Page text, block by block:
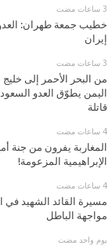
خطيب جمعة طهران: العدو
إيران
من البحر الأحمر إلى خليج
اليمن يطوّق العدو
قاتلة
‏4 ساعات مضت
المغاربة يفرون من جنة
الإبراهيمية المزعومة!
‏4 ساعات مضت
مسيرة القائد الشهيد في
مواجهة الباطل
‏يوم واحد مضت